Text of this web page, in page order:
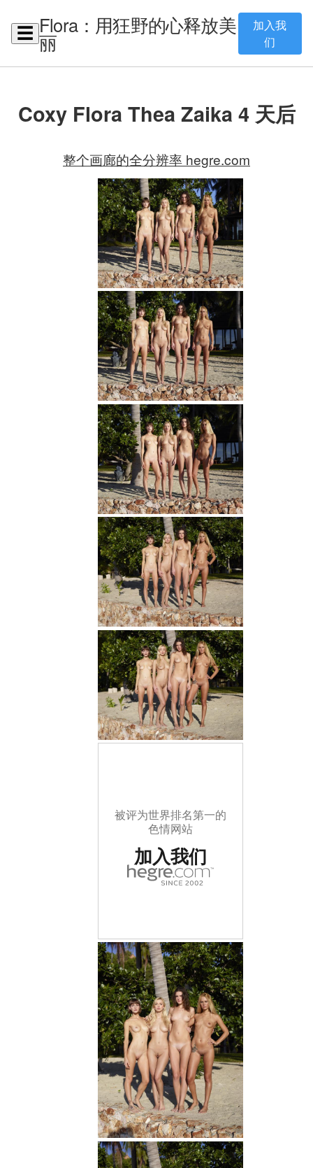
☰ Flora：用狂野的心释放美
丽
加入我
们
Coxy Flora Thea Zaika 4 天后
整个画廊的全分辨率 hegre.com
被评为世界排名第一的
色情网站
加入我们